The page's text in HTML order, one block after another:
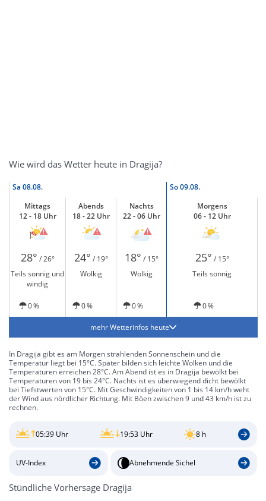
Wie wird das Wetter heute in Dragija?
Sa 08.08. So09.08.
Mittags
12 - 18 Uhr
Abends
18 - 22 Uhr
Nachts
22 - 06 Uhr
Morgens
06 - 12 Uhr
28° / 26° 24° / 19° 18° / 15° 25° / 15°
Teils sonnig und
windig
Wolkig Wolkig Teils sonnig
0 % 0 % 0 % 0 %
mehr Wetterinfos heute
In Dragija gibt es am Morgen strahlenden Sonnenschein und die
Temperatur liegt bei 15°C. Später bilden sich leichte Wolken und die
Temperaturen erreichen 28°C. Am Abend ist es in Dragija bewölkt bei
Temperaturen von 19 bis 24°C. Nachts ist es überwiegend dicht bewölkt
bei Tiefstwerten von 15°C. Mit Geschwindigkeiten von 1 bis 14 km/h weht
der Wind aus nördlicher Richtung. Mit Böen zwischen 9 und 43 km/h ist zu
rechnen.
05:39 Uhr 19:53 Uhr 8 h
UV-Index Abnehmende Sichel
Stündliche Vorhersage Dragija